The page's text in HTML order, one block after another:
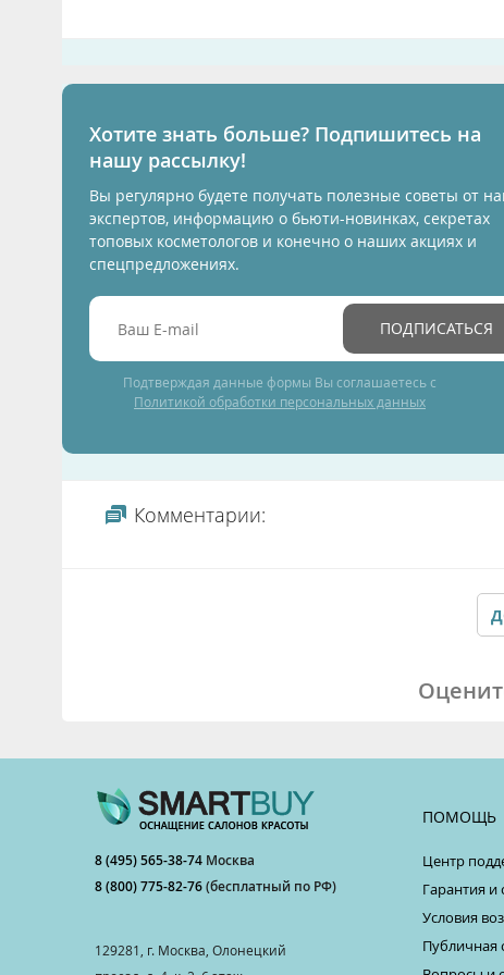
Хотите знать больше? Подпишитесь на
нашу рассылку!
Вы регулярно будете получать полезные советы от
экспертов, информацию о бьюти-новинках, секретах
топовых косметологов и конечно о наших акциях и
спецпредложениях.
ПОДПИСАТЬСЯ
Подтверждая данные формы Вы соглашаетесь с
Политикой обработки персональных данных
Комментарии:
8 (495) 565-38-74 Москва
8 (800) 775-82-76(бесплатный по РФ)
129281, г. Москва, Олонецкий
ПОМОЩЬ
Центр
Гарантия и
Условия
Публичная